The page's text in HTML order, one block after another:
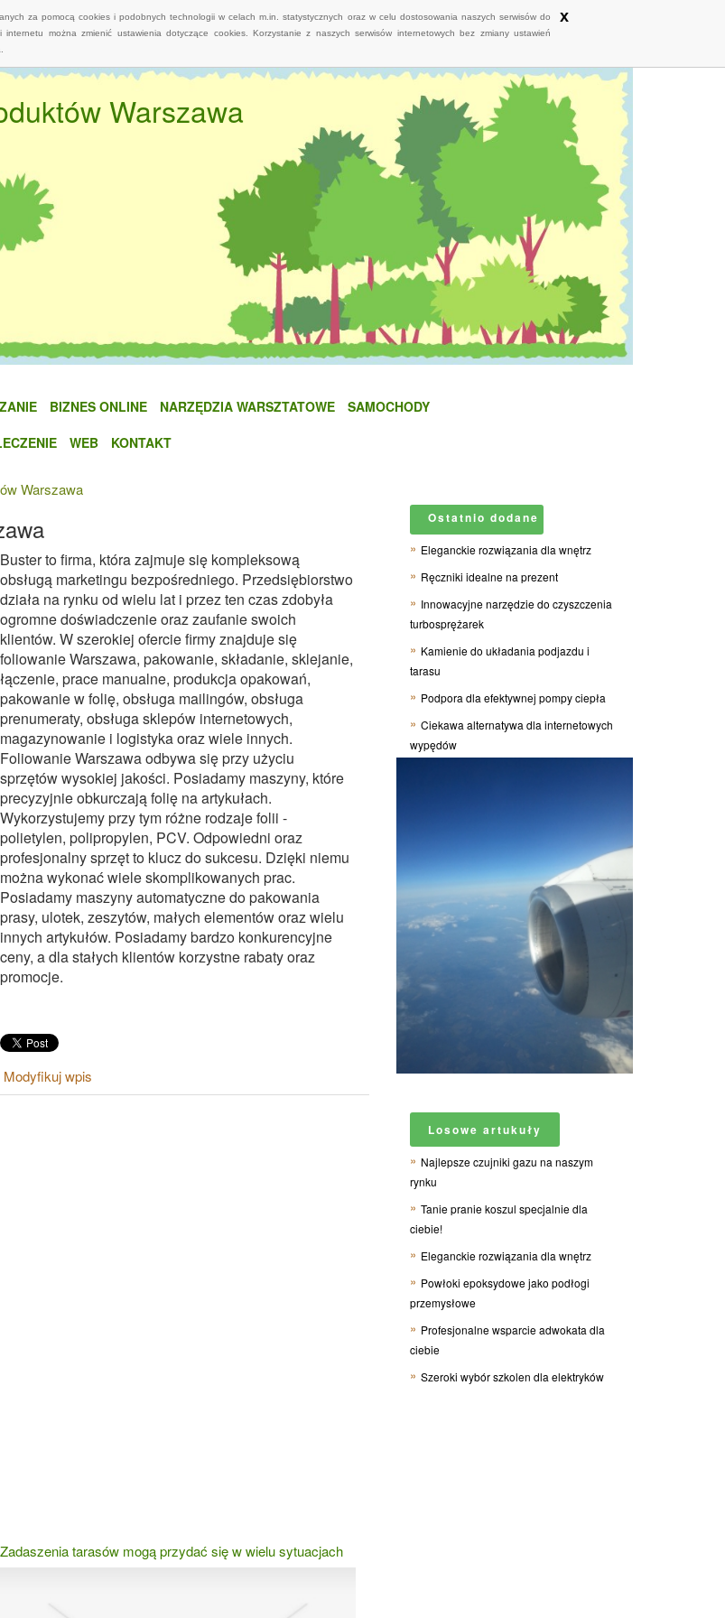
za pomocą cookies i podobnych technologii w celach m.in. statystycznych oraz w celu dostosowania naszych serwisów do
internetu można zmienić ustawienia dotyczące cookies. Korzystanie z naszych serwisów internetowych bez zmiany ustawień
x
Warszawa
BIZNES ONLINE NARZĘDZIA WARSZTATOWE
SAMOCHODY
WEB KONTAKT
Warszawa
Buster to firma, która zajmuje się kompleksową
obsługą marketingu bezpośredniego. Przedsiębiorstwo
działa na rynku od wielu lat i przez ten czas zdobyła
ogromne doświadczenie oraz zaufanie swoich
klientów. W szerokiej ofercie firmy znajduje się
foliowanie Warszawa, pakowanie, składanie, sklejanie,
łączenie, prace manualne, produkcja opakowań,
pakowanie w folię, obsługa mailingów, obsługa
prenumeraty, obsługa sklepów internetowych,
magazynowanie i logistyka oraz wiele innych.
Foliowanie Warszawa odbywa się przy użyciu
sprzętów wysokiej jakości. Posiadamy maszyny, które
precyzyjnie obkurczają folię na artykułach.
Wykorzystujemy przy tym różne rodzaje folii -
polietylen, polipropylen, PCV. Odpowiedni oraz
profesjonalny sprzęt to klucz do sukcesu. Dzięki niemu
można wykonać wiele skomplikowanych prac.
Posiadamy maszyny automatyczne do pakowania
prasy, ulotek, zeszytów, małych elementów oraz wielu
innych artykułów. Posiadamy bardzo konkurencyjne
ceny, a dla stałych klientów korzystne rabaty oraz
promocje.
Modyfikuj wpis
Zadaszenia tarasów mogą przydać się w wielu sytuacjach
Ostatnio dodane
Eleganckie rozwiązania dla wnętrz
Ręczniki idealne na prezent
Innowacyjne narzędzie do czyszczenia
turbosprężarek
Kamienie do układania podjazdu i
tarasu
Podpora dla efektywnej pompy ciepła
Ciekawa alternatywa dla internetowych
wypędów
Losowe artukuły
Najlepsze czujniki gazu na naszym
rynku
Tanie pranie koszul specjalnie dla
ciebie!
Eleganckie rozwiązania dla wnętrz
Powłoki epoksydowe jako podłogi
przemysłowe
Profesjonalne wsparcie adwokata dla
ciebie
Szeroki wybór szkolen dla elektryków